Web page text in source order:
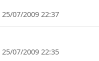
25/07/2009 22:37
25/07/2009 22:35